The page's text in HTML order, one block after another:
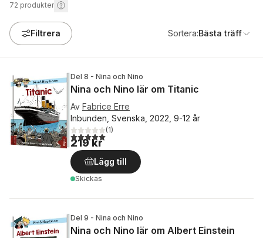
72 produkter
Filtrera Sortera:Bästa träff
Del 8 - Nina och Nino
Nina och Nino lär om Titanic
Av Fabrice Erre
Inbunden, Svenska, 2022, 9-12 år
5,0utav 5 stjärnor. Totalt antal röster:
(1)
219 kr
Lägg till
Skickas
Del 9 - Nina och Nino
Nina och Nino lär om Albert Einstein